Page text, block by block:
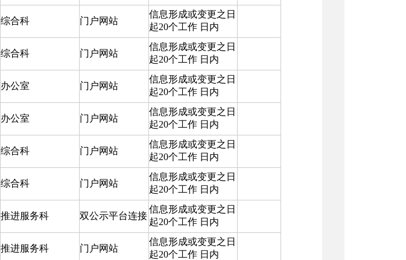
综合科 门户网站
信息形成或变更之日
起20个工作 日内
综合科 门户网站
信息形成或变更之日
起20个工作 日内
办公室 门户网站
信息形成或变更之日
起20个工作 日内
办公室 门户网站
信息形成或变更之日
起20个工作 日内
综合科 门户网站
信息形成或变更之日
起20个工作 日内
综合科 门户网站
信息形成或变更之日
起20个工作 日内
推进服务科 双公示平台连接
信息形成或变更之日
起20个工作 日内
推进服务科 门户网站
信息形成或变更之日
起20个工作 日内